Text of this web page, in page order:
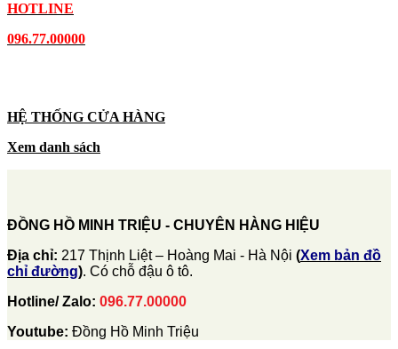
HOTLINE
096.77.00000
HỆ THỐNG CỬA HÀNG
Xem danh sách
ĐỒNG HỒ MINH TRIỆU - CHUYÊN HÀNG HIỆU
Địa chỉ: 217 Thịnh Liệt – Hoàng Mai - Hà Nội (Xem bản đồ
chỉ đường). Có chỗ đậu ô tô.
Hotline/ Zalo: 096.77.00000
Youtube: Đồng Hồ Minh Triệu